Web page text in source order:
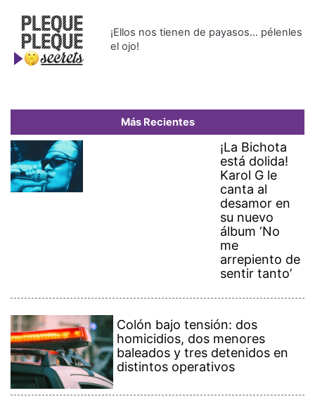
¡Ellos nos tienen de payasos… pélenles
el ojo!
Más Recientes
¡La Bichota
está dolida!
Karol G le
canta al
desamor en
su nuevo
álbum ‘No
me
arrepiento de
sentir tanto’
Colón bajo tensión: dos
homicidios, dos menores
baleados y tres detenidos en
distintos operativos